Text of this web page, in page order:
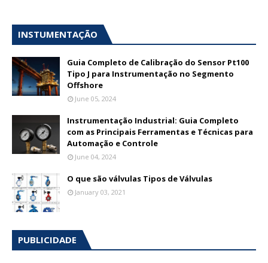
INSTUMENTAÇÃO
Guia Completo de Calibração do Sensor Pt100
Tipo J para Instrumentação no Segmento
Offshore
June 05, 2024
Instrumentação Industrial: Guia Completo
com as Principais Ferramentas e Técnicas para
Automação e Controle
June 04, 2024
O que são válvulas Tipos de Válvulas
January 03, 2021
PUBLICIDADE